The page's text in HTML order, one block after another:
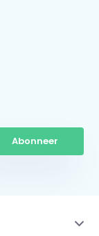
Abonneer